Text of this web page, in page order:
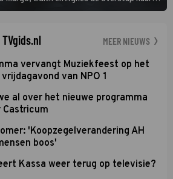
ook op dat pad weet te blijven.
MEER NIEUWS
vervangt Muziekfeest op het
van NPO 1
al over het nieuwe programma
'Koopzegelverandering AH
boos'
Kassa weer terug op televisie?